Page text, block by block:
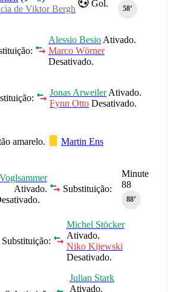
58‎’‎
Gol.
de Viktor Bergh
Alessio Besio Ativado.
Marco Wörner
Desativado.
Jonas ArweilerAtivado.
Fynn Otto Desativado.
amarelo. Martin Ens
Minute
88
88‎’‎
Substituição:
Ativado.
Substituição:
Michel Stöcker
Ativado.
Niko Kijewski
Desativado.
Julian Stark
Ativado.